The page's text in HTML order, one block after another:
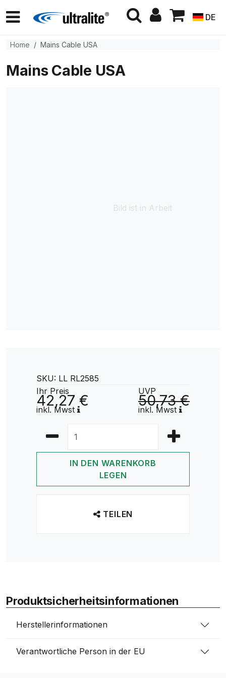
DE
Home Mains Cable USA
Mains Cable USA
Bild ist in Arbeit
SKU: LL RL2585
Ihr Preis
42,27 €
inkl. Mwst
UVP
50,73 €
inkl. Mwst
IN DEN WARENKORB
LEGEN
TEILEN
Produktsicherheitsinformationen
Herstellerinformationen
Verantwortliche Person in der EU